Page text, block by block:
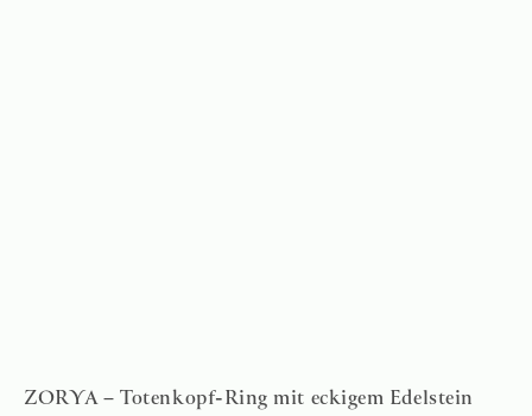
ZORYA – Totenkopf-Ring mit eckigem Edelstein